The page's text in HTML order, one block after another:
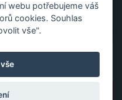
webu potřebujeme váš
cookies. Souhlas
vše".